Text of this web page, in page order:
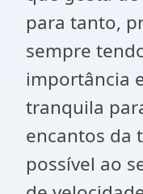
para tanto,
sempre
importância
tranquila
encantos da
possível ao